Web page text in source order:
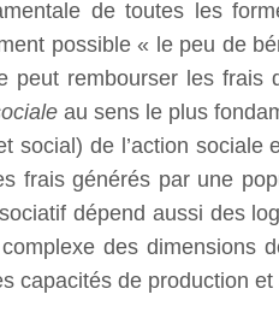
de toutes les
possible « le peu de
peut rembourser les frais
au sens le plus
social) de l’action sociale
frais générés par une
dépend aussi des
des dimensions
capacités de production